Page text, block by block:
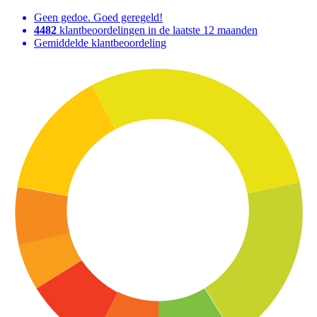
Geen gedoe. Goed geregeld!
4482 klantbeoordelingen in de laatste 12 maanden
Gemiddelde klantbeoordeling